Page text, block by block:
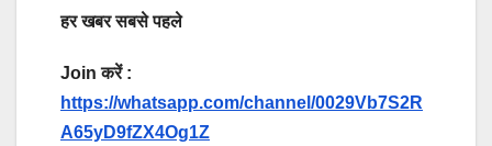
हर खबर सबसे पहले
Join करें :
https://whatsapp.com/channel/0029Vb7S2R
A65yD9fZX4Og1Z